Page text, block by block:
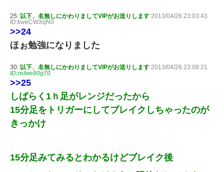
25: 以下、名無しにかわりましてVIPがお送りします 2013/04/26 23:03:43
ID:kweCWXqN0
>>24
ほぉ勉強になりました
30: 以下、名無しにかわりましてVIPがお送りします 2013/04/26 23:08:21
ID:mlwe80g70
>>25
しばらく1ｈ足がレンジだったから
15分足をトリガーにしてブレイクしちゃったのが
きっかけ
15分足みてみるとわかるけどブレイク後